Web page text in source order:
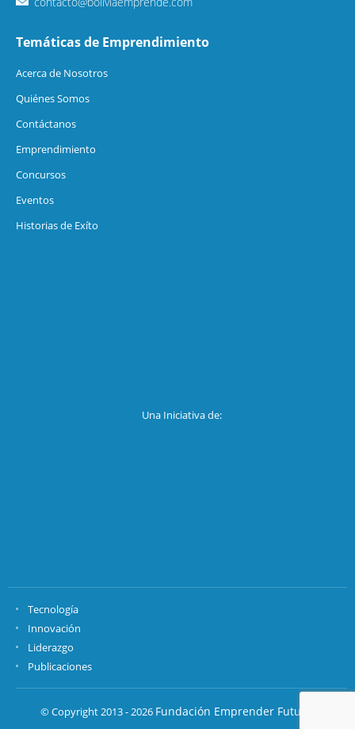
Temáticas de Emprendimiento
Acerca de Nosotros
Quiénes Somos
Contáctanos
Emprendimiento
Concursos
Eventos
Historias de Exíto
Una Iniciativa de:
Tecnología
Innovación
Liderazgo
Publicaciones
© Copyright 2013 - 2026 Fundación Emprender Futuro.